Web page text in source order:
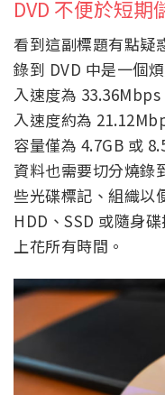
DVD 不便於短期
看到這副標題有點疑
錄到 DVD 中是一個
入速度為
入速度約為
容量僅為 4.7GB 或
資料也需要切分燒錄
些光碟標記、組織以
HDD、SSD 或隨身
上花所有時間。